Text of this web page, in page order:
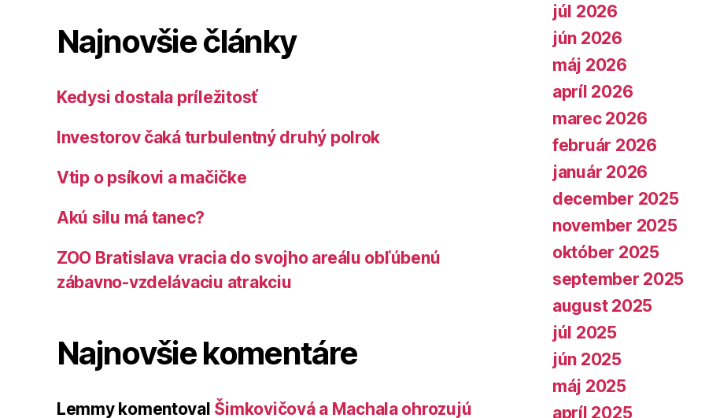
Najnovšie články
Kedysi dostala príležitosť
Investorov čaká turbulentný druhý polrok
Vtip o psíkovi a mačičke
Akú silu má tanec?
ZOO Bratislava vracia do svojho areálu obľúbenú
zábavno-vzdelávaciu atrakciu
Najnovšie komentáre
Lemmykomentoval Šimkovičová a Machala ohrozujú
júl 2026
jún 2026
máj 2026
apríl 2026
marec 2026
február 2026
január 2026
december 2025
november 2025
október 2025
september 2025
august 2025
júl 2025
jún 2025
máj 2025
apríl 2025